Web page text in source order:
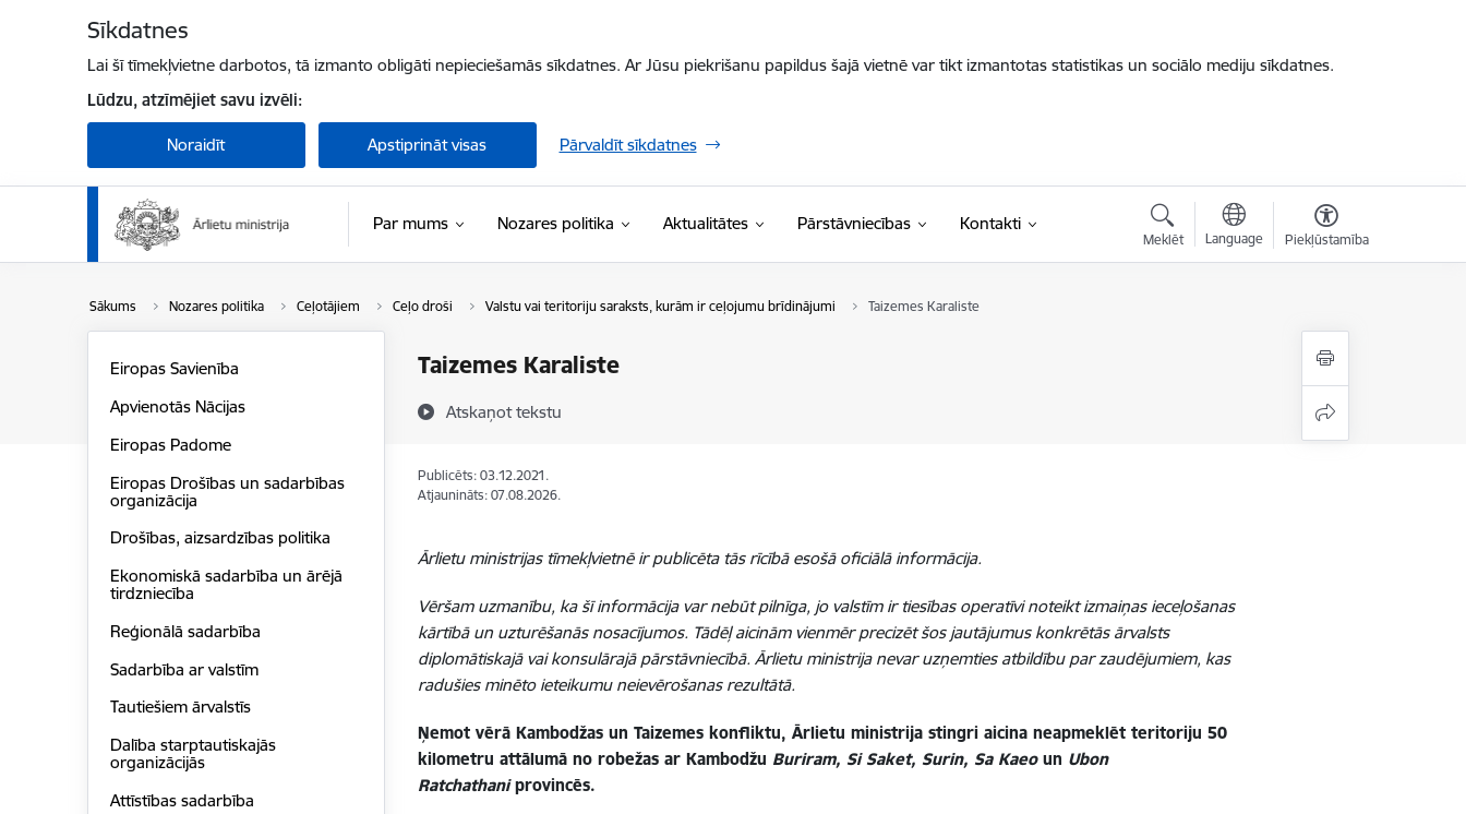
Sīkdatnes
Lai šī tīmekļvietne darbotos, tā izmanto obligāti nepieciešamās sīkdatnes. Ar Jūsu piekrišanu papildus šajā vietnē var tikt izmantotas statistikas un sociālo mediju sīkdatnes.
Lūdzu, atzīmējiet savu izvēli:
Noraidīt Apstiprināt visas Pārvaldīt sīkdatnes
Par mums Nozares politika Aktualitātes Pārstāvniecības Kontakti
Meklēt Language Piekļūstamība
Sākums Nozares politika Ceļotājiem Ceļo droši Valstu vai teritoriju saraksts, kurām ir ceļojumu brīdinājumi Taizemes Karaliste
Taizemes Karaliste
Atskaņot tekstu
Eiropas Savienība
Apvienotās Nācijas
Eiropas Padome
Eiropas Drošības un sadarbības
organizācija
Drošības, aizsardzības politika
Ekonomiskā sadarbība un ārējā
tirdzniecība
Reģionālā sadarbība
Sadarbība ar valstīm
Tautiešiem ārvalstīs
Dalība starptautiskajās
organizācijās
Attīstības sadarbība
Publicēts: 03.12.2021.
Atjaunināts: 07.08.2026.
Ārlietu ministrijas tīmekļvietnē ir publicēta tās rīcībā esošā oficiālā informācija.
Vēršam uzmanību, ka šī informācija var nebūt pilnīga, jo valstīm ir tiesības operatīvi noteikt izmaiņas ieceļošanas
kārtībā un uzturēšanās nosacījumos. Tādēļ aicinām vienmēr precizēt šos jautājumus konkrētās ārvalsts
diplomātiskajā vai konsulārajā pārstāvniecībā. Ārlietu ministrija nevar uzņemties atbildību par zaudējumiem, kas
radušies minēto ieteikumu neievērošanas rezultātā.
Ņemot vērā Kambodžas un Taizemes konfliktu, Ārlietu ministrija stingri aicina neapmeklēt teritoriju 50
kilometru attālumā no robežas ar Kambodžu Buriram, Si Saket, Surin, Sa Kaeoun Ubon
Ratchathaniprovincēs.